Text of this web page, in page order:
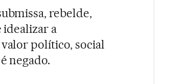
rebelde,
idealizar a
político, social
negado.